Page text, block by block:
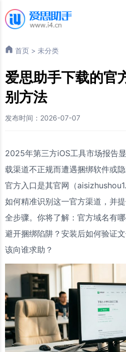
首页 > 未分类
爱思助手下载的官
别方法
发布时间：2026-07-07
2025年第三方iOS工具市场报告
载渠道不正规而遭遇捆绑软件或
官方入口是其官网（
如何精准识别这一官方渠道，并
全步骤。你将了解：官方域名有
避开捆绑陷阱？安装后如何验证
该向谁求助？